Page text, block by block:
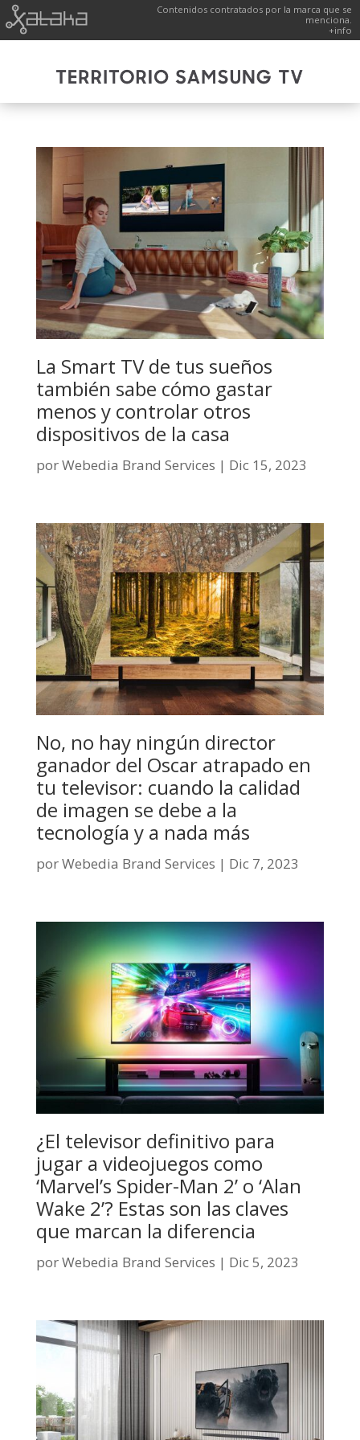
Contenidos contratados por la marca que se
menciona.
+info
La Smart TV de tus sueños
también sabe cómo gastar
menos y controlar otros
dispositivos de la casa
porWebedia Brand Services | Dic 15, 2023
No, no hay ningún director
ganador del Oscar atrapado en
tu televisor: cuando la calidad
de imagen se debe a la
tecnología y a nada más
porWebedia Brand Services | Dic 7, 2023
¿El televisor definitivo para
jugar a videojuegos como
‘Marvel’s Spider-Man 2’ o ‘Alan
Wake 2’? Estas son las claves
que marcan la diferencia
porWebedia Brand Services | Dic 5, 2023